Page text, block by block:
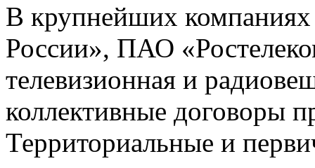
В крупнейших
России», ПАО
телевизионная и
коллективные договоры
Территориальные и